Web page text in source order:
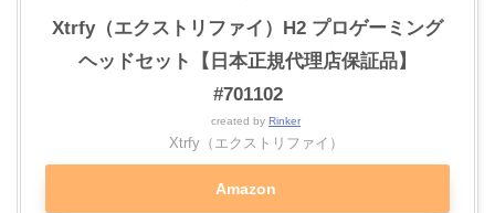
Xtrfy（エクストリファイ）H2 プロゲーミング
ヘッドセット【日本正規代理店保証品】
#701102
created by Rinker
Xtrfy（エクストリファイ）
Amazon